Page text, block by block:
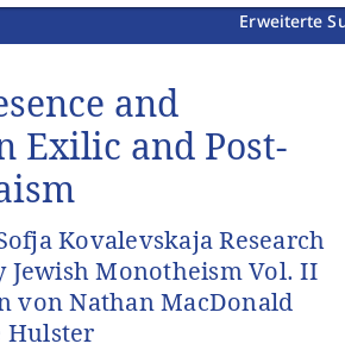
Erweiterte
and
Exilic and Post-
Kovalevskaja Research
Jewish Monotheism Vol. II
von Nathan MacDonald
Hulster